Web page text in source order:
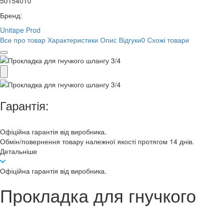
Бренд:
Unitape Prod
Все про товар Характеристики Опис Відгуки0 Схожі товари
Гарантія:
Офіційна гарантія від виробника.
Обмін/повернення товару належної якості протягом 14 днів.
Детальніше
Офіційна гарантія від виробника.
Прокладка для гнучкого